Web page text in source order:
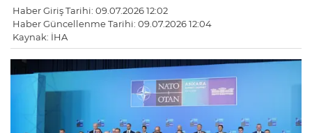
Haber Giriş Tarihi: 09.07.2026 12:02
Haber Güncellenme Tarihi: 09.07.2026 12:04
Kaynak: İHA